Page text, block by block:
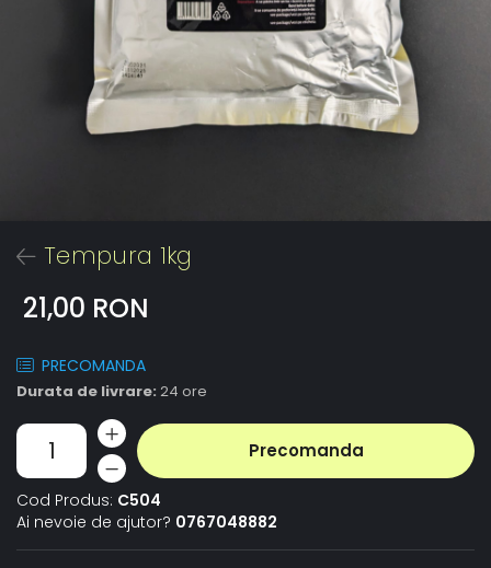
Tempura 1kg
21,00 RON
PRECOMANDA
Durata de livrare: 24 ore
Precomanda
Cod Produs: C504
Ai nevoie de ajutor? 0767048882